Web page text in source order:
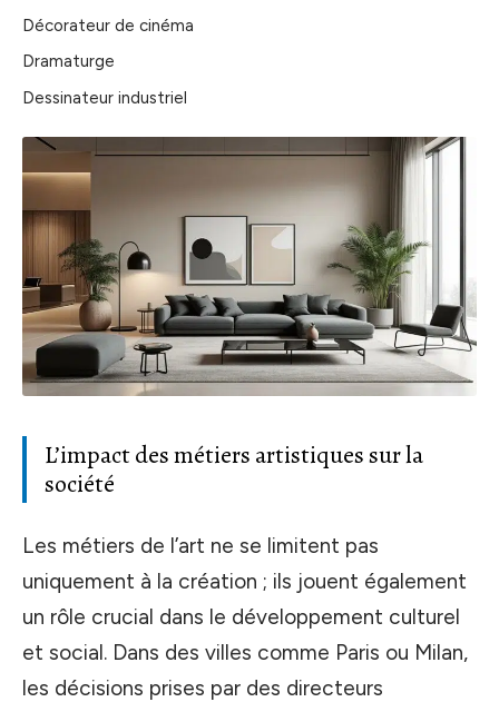
Décorateur de cinéma
Dramaturge
Dessinateur industriel
L’impact des métiers artistiques sur la
société
Les métiers de l’art ne se limitent pas
uniquement à la création ; ils jouent également
un rôle crucial dans le développement culturel
et social. Dans des villes comme Paris ou Milan,
les décisions prises par des directeurs